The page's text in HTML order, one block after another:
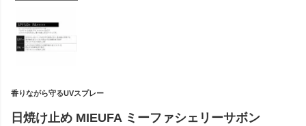
香りながら守るUVスプレー
日焼け止め MIEUFA ミーファシェリーサボン